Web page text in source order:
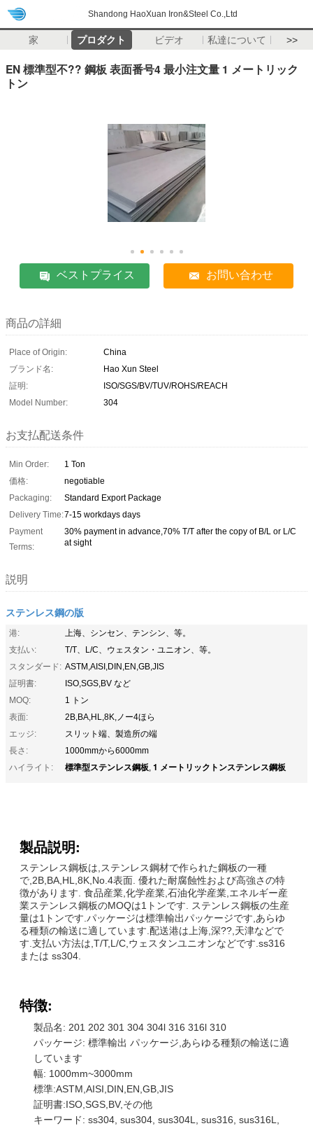
Shandong HaoXuan Iron&Steel Co.,Ltd
家 プロダクト ビデオ 私達について >>
EN 標準型不?? 鋼板 表面番号4 最小注文量 1 メートリック
トン
ベストプライス お問い合わせ
商品の詳細
Place of Origin:
China
ブランド名:
Hao Xun Steel
証明:
ISO/SGS/BV/TUV/ROHS/REACH
Model Number:
304
お支払配送条件
Min Order:
1 Ton
価格:
negotiable
Packaging:
Standard Export Package
Delivery Time:7-15 workdays days
Payment
Terms:
30% payment in advance,70% T/T after the copy of B/L or L/C
at sight
説明
ステンレス鋼の版
港:
上海、シンセン、テンシン、等。
支払い:
T/T、L/C、ウェスタン・ユニオン、等。
スタンダード: ASTM,AISI,DIN,EN,GB,JIS
証明書:
ISO,SGS,BV など
MOQ:
1 トン
表面:
2B,BA,HL,8K,ノー4ほら
エッジ:
スリット端、製造所の端
長さ:
1000mmから6000mm
ハイライト:
標準型ステンレス鋼板, 1 メートリックトンステンレス鋼板
製品説明:
ステンレス鋼板は,ステンレス鋼材で作られた鋼板の一種
で,2B,BA,HL,8K,No.4表面. 優れた耐腐蝕性および高強さの特
徴があります. 食品産業,化学産業,石油化学産業,エネルギー産
業ステンレス鋼板のMOQは1トンです. ステンレス鋼板の生産
量は1トンです.パッケージは標準輸出パッケージです,あらゆ
る種類の輸送に適しています.配送港は上海,深??,天津などで
す.支払い方法は,T/T,L/C,ウェスタンユニオンなどです.ss316
または ss304.
特徴:
製品名: 201 202 301 304 304l 316 316l 310
パッケージ: 標準輸出 パッケージ,あらゆる種類の輸送に適
しています
幅: 1000mm~3000mm
標準:ASTM,AISI,DIN,EN,GB,JIS
証明書:ISO,SGS,BV,その他
キーワード: ss304, sus304, sus304L, sus316, sus316L,